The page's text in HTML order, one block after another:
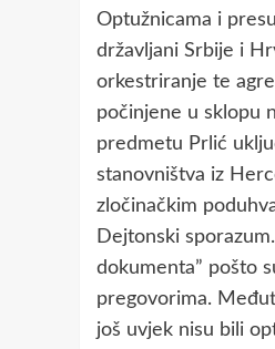
Optužnicama i
državljani Srbije i
orkestriranje te
počinjene u sklopu
predmetu Prlić
stanovništva iz
zločinačkim
Dejtonski
dokumenta” pošto
pregovorima.
još uvjek nisu bili